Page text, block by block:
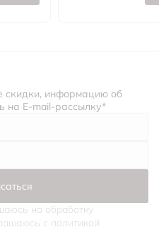
скидки, информацию об
на E-mail-рассылку*
на обработку
c политикой